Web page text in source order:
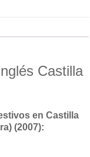
Castilla
en Castilla
(2007):